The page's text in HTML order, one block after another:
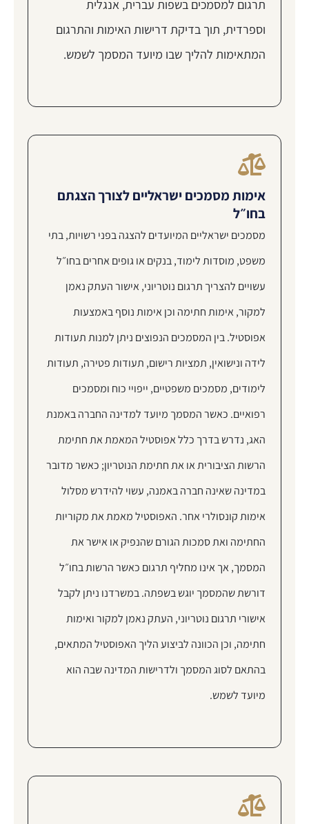
תרגום למסמכים בשפות עברית, אנגלית
וספרדית, תוך בדיקת דרישות האימות והתרגום
המתאימות להליך שבו מיועד המסמך לשמש.
אימות מסמכים ישראליים לצורך הצגתם
בחו״ל
מסמכים ישראליים המיועדים להצגה בפני רשויות, בתי
משפט, מוסדות לימוד, בנקים או גופים אחרים בחו״ל
עשויים להצריך תרגום נוטריוני, אישור העתק נאמן
למקור, אימות חתימה וכן אימות נוסף באמצעות
אפוסטיל. בין המסמכים הנפוצים ניתן למנות תעודות
לידה ונישואין, תמציות רישום, תעודות פטירה, תעודות
לימודים, מסמכים משפטיים, ייפויי כוח ומסמכים
רפואיים. כאשר המסמך מיועד למדינה החברה באמנת
האג, נדרש בדרך כלל אפוסטיל המאמת את חתימת
הרשות הציבורית או את חתימת הנוטריון; כאשר מדובר
במדינה שאינה חברה באמנה, עשוי להידרש מסלול
אימות קונסולרי אחר. האפוסטיל מאמת את מקוריות
החתימה ואת סמכות הגורם שהנפיק או אישר את
המסמך, אך אינו מחליף תרגום כאשר הרשות בחו״ל
דורשת שהמסמך יוגש בשפתה. במשרדנו ניתן לקבל
אישורי תרגום נוטריוני, העתק נאמן למקור ואימות
חתימה, וכן הכוונה לביצוע הליך האפוסטיל המתאים,
בהתאם לסוג המסמך ולדרישות המדינה שבה הוא
מיועד לשמש.